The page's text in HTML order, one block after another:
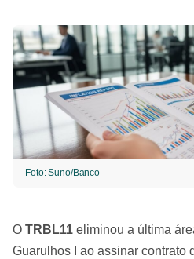
Foto: Suno/Banco
O TRBL11 eliminou a última
Guarulhos I ao assinar contrato